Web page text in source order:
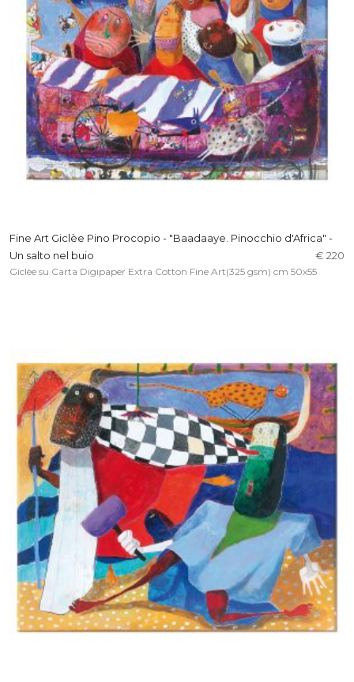
Fine Art Giclèe Pino Procopio - "Baadaaye. Pinocchio d'Africa" -
Un salto nel buio
€ 220
Giclèe su Carta Digipaper Extra Cotton Fine Art(325 gsm) cm 50x55